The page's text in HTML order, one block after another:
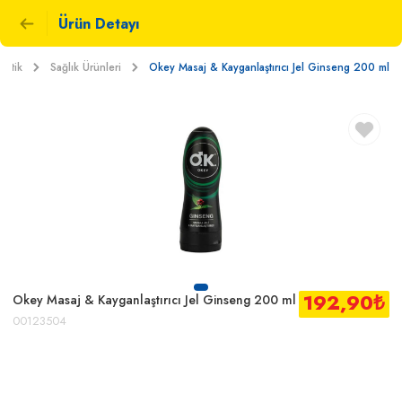
Ürün Detayı
Sağlık Ürünleri Okey Masaj & Kayganlaştırıcı Jel Ginseng 200 ml
Okey Masaj & Kayganlaştırıcı Jel Ginseng 200 ml
00123504
192,90₺